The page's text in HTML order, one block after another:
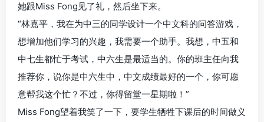
她跟Miss Fong见了礼，然后坐下来。
“林嘉平，我在为中三的同学设计一个中文科的问答游戏，
想增加他们学习的兴趣，我需要一个助手。我想，中五和
中七生都忙于考试，中六生是最适当的。你的班主任向我
推荐你，说你是中六生中，中文成绩最好的一个，你可愿
意帮我这个忙？不过，你得留堂一星期啦！”
Miss Fong望着我笑了一下，要学生牺牲下课后的时间做义